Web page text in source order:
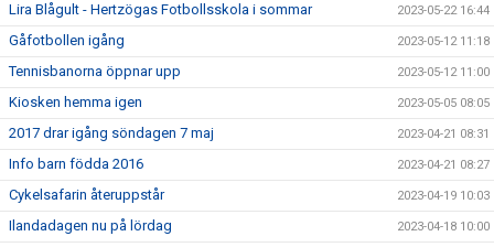
Lira Blågult - Hertzögas Fotbollsskola i sommar 2023-05-22 16:44
Gåfotbollen igång 2023-05-12 11:18
Tennisbanorna öppnar upp 2023-05-12 11:00
Kiosken hemma igen 2023-05-05 08:05
2017 drar igång söndagen 7 maj 2023-04-21 08:31
Info barn födda 2016 2023-04-21 08:27
Cykelsafarin återuppstår 2023-04-19 10:03
Ilandadagen nu på lördag 2023-04-18 10:00